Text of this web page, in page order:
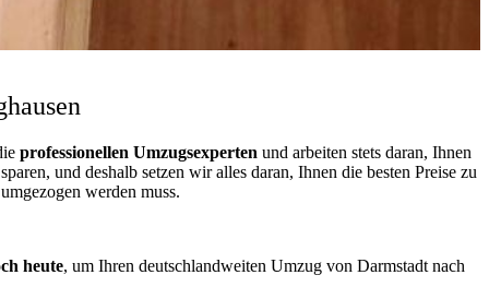
professionellen Umzugsexperten und arbeiten stets daran, Ihnen
und deshalb setzen wir alles daran, Ihnen die besten Preise zu
werden muss.
heute, um Ihren deutschlandweiten Umzug von Darmstadt nach